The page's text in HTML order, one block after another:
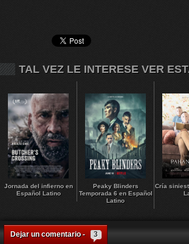
TAL VEZ LE INTERESE VER
Jornada del infierno en
Español Latino
Peaky Blinders
Temporada 6 en Español
Latino
Cría
Dejar un comentario - 3